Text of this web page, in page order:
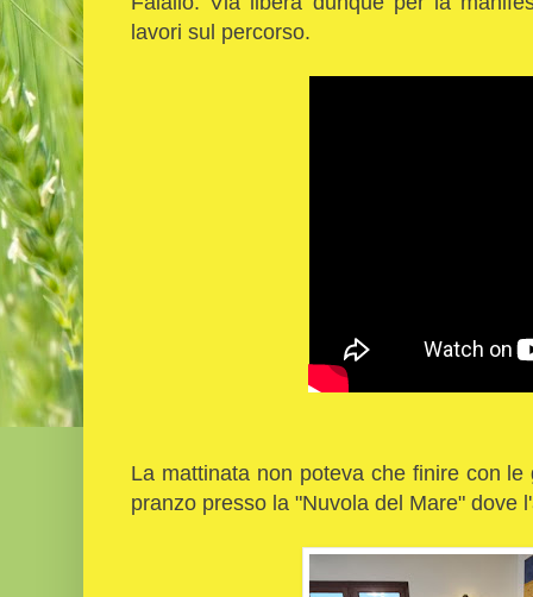
lavori sul percorso.
La mattinata non poteva che finire con
pranzo presso la "Nuvola del Mare" dove